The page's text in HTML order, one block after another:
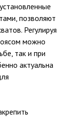
позволяют
Регулируя
можно
так и при
актуальна